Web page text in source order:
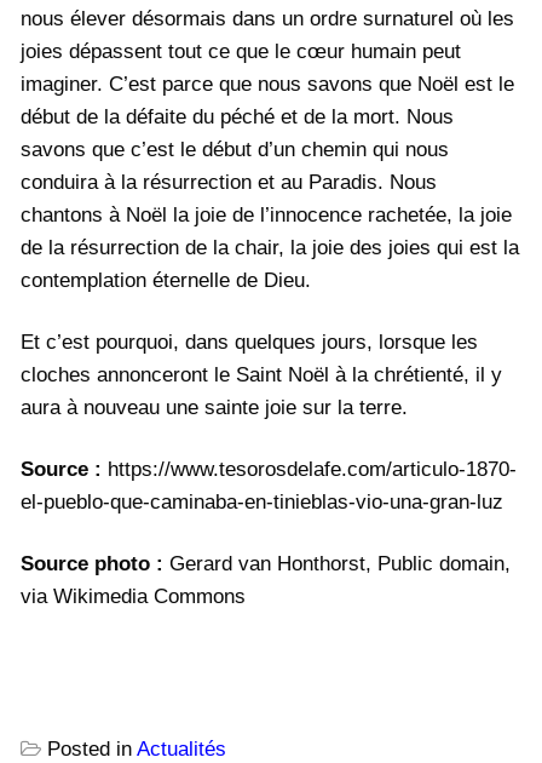
nous élever désormais dans un ordre surnaturel où les
joies dépassent tout ce que le cœur humain peut
imaginer. C’est parce que nous savons que Noël est le
début de la défaite du péché et de la mort. Nous
savons que c’est le début d’un chemin qui nous
conduira à la résurrection et au Paradis. Nous
chantons à Noël la joie de l’innocence rachetée, la joie
de la résurrection de la chair, la joie des joies qui est la
contemplation éternelle de Dieu.
Et c’est pourquoi, dans quelques jours, lorsque les
cloches annonceront le Saint Noël à la chrétienté, il y
aura à nouveau une sainte joie sur la terre.
Source : https://www.tesorosdelafe.com/articulo-1870-
el-pueblo-que-caminaba-en-tinieblas-vio-una-gran-luz
Source photo : Gerard van Honthorst, Public domain,
via Wikimedia Commons
Posted in Actualités